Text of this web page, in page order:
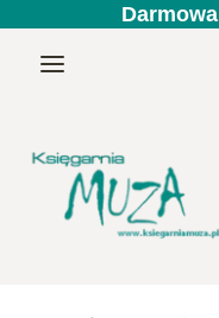
Menu